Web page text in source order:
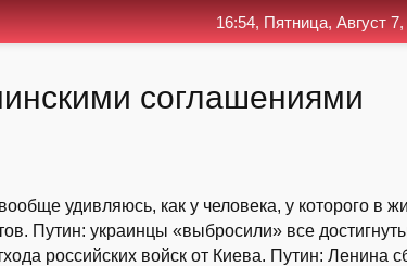
соглашениями
удивляюсь, как у человека, у которого в
Путин: украинцы «выбросили» все
российских войск от Киева. Путин: Ленина
16:54, Пятница, Август